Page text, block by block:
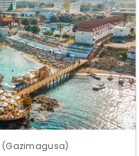
(Gazimagusa)